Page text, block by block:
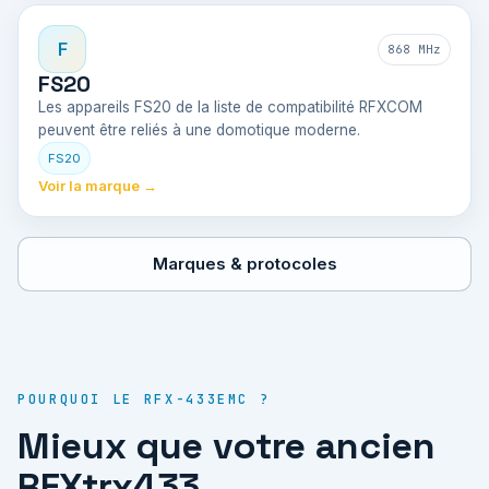
F 868 MHz
FS20
Les appareils FS20 de la liste de compatibilité RFXCOM
peuvent être reliés à une domotique moderne.
FS20
Voir la marque →
Marques & protocoles
POURQUOI LE RFX-433EMC ?
Mieux que votre ancien